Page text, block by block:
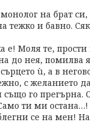
на брат
тежко и бавно.
е! Моля те,
до нея, помилва
ù, а в
с желанието
също го прегърна.
ти ми остана…!
се на мен!